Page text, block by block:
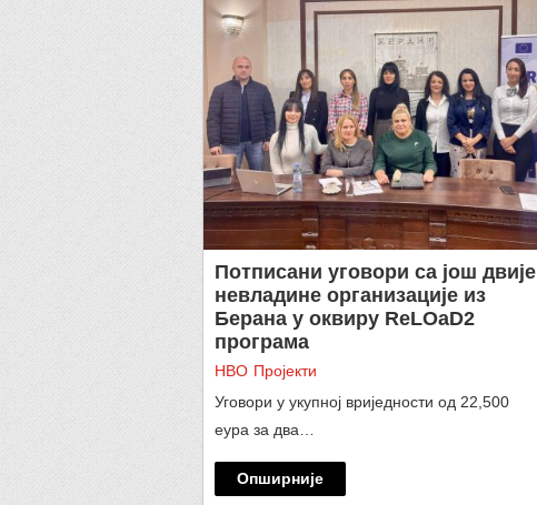
Потписани уговори са још двије
невладине организације из
Берана у оквиру ReLOaD2
програма
НВО Пројекти
Уговори у укупној вриједности од 22,500
еура за два…
Опширније